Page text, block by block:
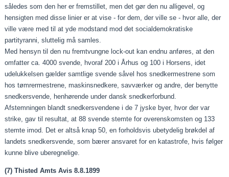
således som den her er fremstillet, men det gør den nu alligevel, og
hensigten med disse linier er at vise - for dem, der ville se - hvor alle, der
ville være med til at yde modstand mod det socialdemokratiske
partityranni, sluttelig må samles.
Med hensyn til den nu fremtvungne lock-out kan endnu anføres, at den
omfatter ca. 4000 svende, hvoraf 200 i Århus og 100 i Horsens, idet
udelukkelsen gælder samtlige svende såvel hos snedkermestrene som
hos tømrermestrene, maskinsnedkere, savværker og andre, der benytte
snedkersvende, henhørende under dansk snedkerforbund.
Afstemningen blandt snedkersvendene i de 7 jyske byer, hvor der var
strike, gav til resultat, at 88 svende stemte for overenskomsten og 133
stemte imod. Det er altså knap 50, en forholdsvis ubetydelig brøkdel af
landets snedkersvende, som bærer ansvaret for en katastrofe, hvis følger
kunne blive uberegnelige.
(7) Thisted Amts Avis 8.8.1899